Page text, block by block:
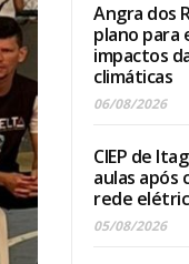
Angra dos
plano
impactos
climáticas
06/08/2026
CIEP de
aulas após
rede
05/08/2026